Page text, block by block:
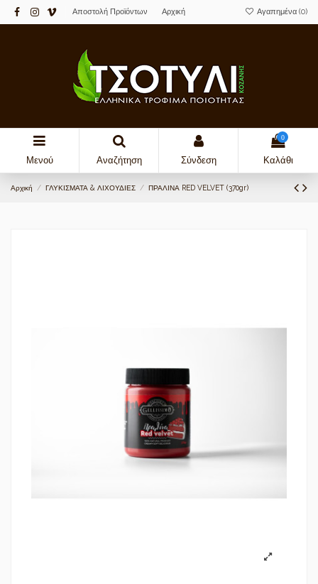
Αποστολή Προϊόντων Αρχική Αγαπημένα (0)
Μενού Αναζήτηση Σύνδεση
0
Καλάθι
Αρχική ΓΛΥΚΙΣΜΑΤΑ & ΛΙΧΟΥΔΙΕΣ ΠΡΑΛΙΝΑ RED VELVET (370gr)